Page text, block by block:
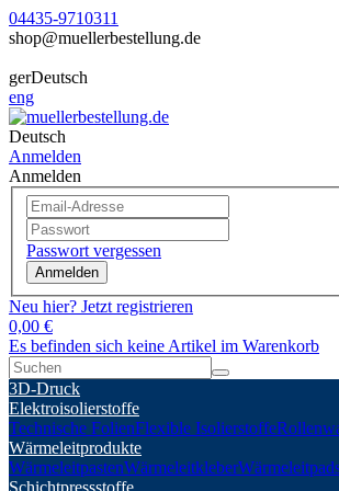
04435-9710311
shop@muellerbestellung.de
gerDeutsch
eng
Deutsch
Anmelden
Anmelden
Passwort vergessen
Anmelden
Neu hier? Jetzt registrieren
0,00 €
Es befinden sich keine Artikel im Warenkorb
3D-Druck
Elektroisolierstoffe
Technische FolienFlexible Isolierstoffe
Wärmeleitprodukte
WärmeleitpastenWärmeleitkleber
Schichtpressstoffe